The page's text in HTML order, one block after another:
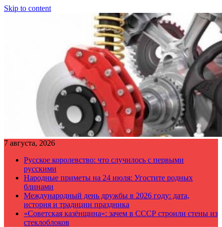
Skip to content
7 августа, 2026
Русское королевство: что случилось с первыми
русскими
Народные приметы на 24 июля: Угостите родных
блинами
Международный день дружбы в 2026 году: дата,
история и традиции праздника
«Советская казёнщина»: зачем в СССР строили стены из
стеклоблоков